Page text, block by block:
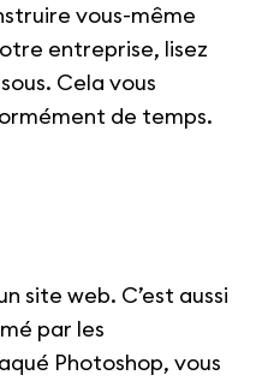
vous-même
entreprise, lisez
Cela vous
de temps.
site web. C’est aussi
par les
Photoshop, vous